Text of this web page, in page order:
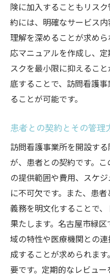
険に加入することもリス
約には、明確なサービス
理解を深めることが求め
応マニュアルを作成し、
スクを最小限に抑えるこ
底することで、訪問看護
ることが可能です。
患者との契約とその管理
訪問看護事業所を開設す
が、患者との契約です。
の提供範囲や費用、スケ
に不可欠です。また、患
義務を明文化することで
果たします。名古屋市緑
域の特性や医療機関との
成することが求められま
要です。定期的なレビュ